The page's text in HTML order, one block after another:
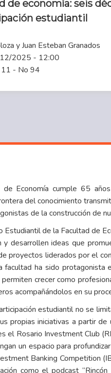
de economía: seis
estudiantil
y Juan Esteban Granados
2025 - 12:00
- No 94
de Economía cumple 65
del conocimiento
de la construcción de
Estudiantil de la Facultad de
y desarrollen ideas que
proyectos liderados por el
facultad ha sido protagonista
crecer como
acompañándolos en su
estudiantil no se
propias iniciativas a partir
el Rosario Investment Club
un espacio para
Banking Competition
como el podcast